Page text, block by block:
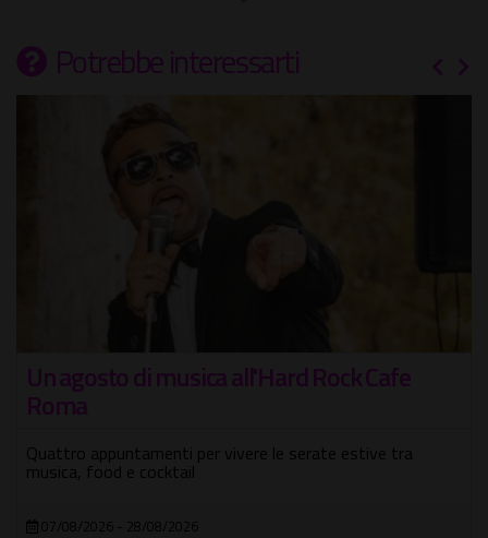
Potrebbe interessarti
Concerto di Pianoforte nelle Camere delle
Meraviglie/Wunderkammer
Da Bach ai Genesis con il M° Marco Lo Muscio + visita
guidata
04/08/2026 - 10/08/2026